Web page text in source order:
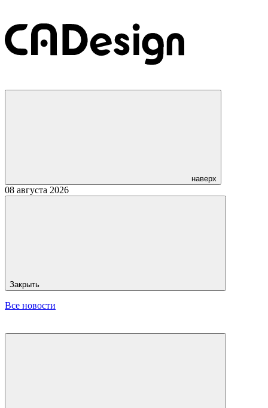
наверх
08 августа 2026
Закрыть
Все новости